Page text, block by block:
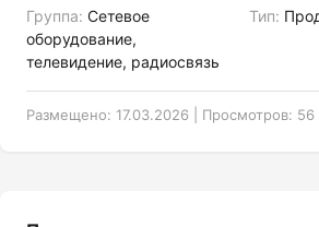
Группа: Сетевое
оборудование,
телевидение, радиосвязь
Тип:
Размещено: 17.03.2026 | Просмотров: 56